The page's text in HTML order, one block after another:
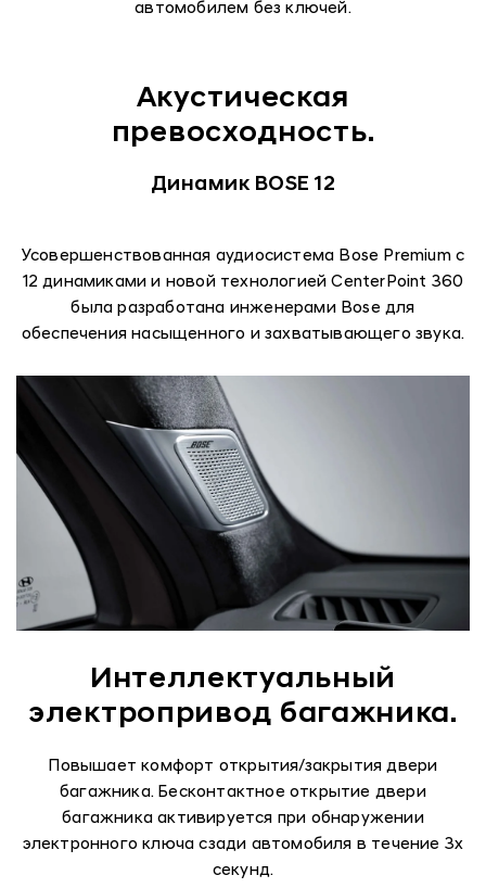
автомобилем без ключей.
Акустическая
превосходность.
Динамик BOSE 12
Усовершенствованная аудиосистема Bose Premium с
12 динамиками и новой технологией CenterPoint 360
была разработана инженерами Bose для
обеспечения насыщенного и захватывающего звука.
Интеллектуальный
электропривод багажника.
Повышает комфорт открытия/закрытия двери
багажника. Бесконтактное открытие двери
багажника активируется при обнаружении
электронного ключа сзади автомобиля в течение 3х
секунд.